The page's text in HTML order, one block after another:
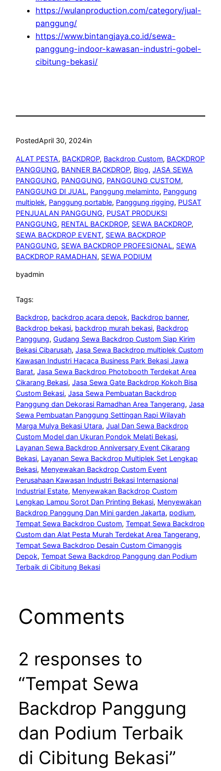
https://wulanproduction.com/category/jual-
panggung/
https://www.bintangjaya.co.id/sewa-
panggung-indoor-kawasan-industri-gobel-
cibitung-bekasi/
PostedApril 30, 2024in
ALAT PESTA, BACKDROP, Backdrop Custom, BACKDROP
PANGGUNG, BANNER BACKDROP, Blog, JASA SEWA
PANGGUNG, PANGGUNG, PANGGUNG CUSTOM
PANGGUNG DI JUAL, Panggung melaminto, Panggung
multiplek, Panggung portable, Panggung rigging, PUSAT
PENJUALAN PANGGUNG, PUSAT PRODUKSI
PANGGUNG, RENTAL BACKDROP, SEWA BACKDROP
SEWA BACKDROP EVENT, SEWA BACKDROP
PANGGUNG, SEWA BACKDROP PROFESIONAL, SEWA
BACKDROP RAMADHAN, SEWA PODIUM
byadmin
Tags:
Backdrop, backdrop acara depok, Backdrop banner
Backdrop bekasi, backdrop murah bekasi, Backdrop
Panggung, Gudang Sewa Backdrop Custom Siap Kirim
Bekasi Cibarusah, Jasa Sewa Backdrop multiplek Custom
Kawasan Industri Hacaca Business Park Bekasi Jawa
Barat, Jasa Sewa Backdrop Photobooth Terdekat Area
Cikarang Bekasi, Jasa Sewa Gate Backdrop Kokoh Bisa
Custom Bekasi, Jasa Sewa Pembuatan Backdrop
Panggung dan Dekorasi Ramadhan Area Tangerang, Jasa
Sewa Pembuatan Panggung Settingan Rapi Wilayah
Marga Mulya Bekasi Utara, Jual Dan Sewa Backdrop
Custom Model dan Ukuran Pondok Melati Bekasi
Layanan Sewa Backdrop Anniversary Event Cikarang
Bekasi, Layanan Sewa Backdrop Multiplek Set Lengkap
Bekasi, Menyewakan Backdrop Custom Event
Perusahaan Kawasan Industri Bekasi Internasional
Industrial Estate, Menyewakan Backdrop Custom
Lengkap Lampu Sorot Dan Printing Bekasi, Menyewakan
Backdrop Panggung Dan Mini garden Jakarta, podium
Tempat Sewa Backdrop Custom, Tempat Sewa Backdrop
Custom dan Alat Pesta Murah Terdekat Area Tangerang
Tempat Sewa Backdrop Desain Custom Cimanggis
Depok, Tempat Sewa Backdrop Panggung dan Podium
Terbaik di Cibitung Bekasi
Comments
2 responses to
“Tempat Sewa
Backdrop Panggung
dan Podium Terbaik
di Cibitung Bekasi”